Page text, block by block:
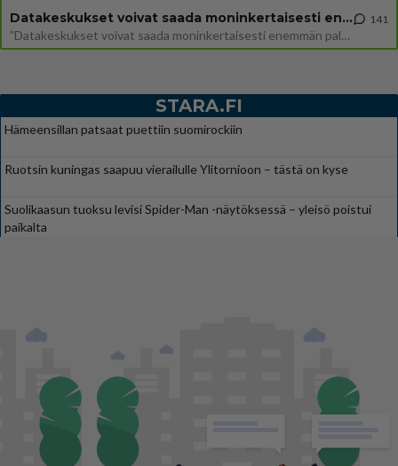
Datakeskukset voivat saada moninkertaisesti enemmän palautuksia kuin mitä ne maksavat veroja
”Datakeskukset voivat saada moninkertaisesti enemmän palautuksia kuin mitä ne maksavat veroja”, sanoo professori Jussi K
141
STARA.FI
Hämeensillan patsaat puettiin suomirockiin
Ruotsin kuningas saapuu vierailulle Ylitornioon – tästä on kyse
Suolikaasun tuoksu levisi Spider-Man -näytöksessä – yleisö poistui
paikalta